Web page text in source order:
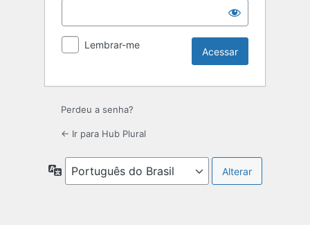
Lembrar-me
Perdeu a senha?
← Ir para Hub Plural
Idioma